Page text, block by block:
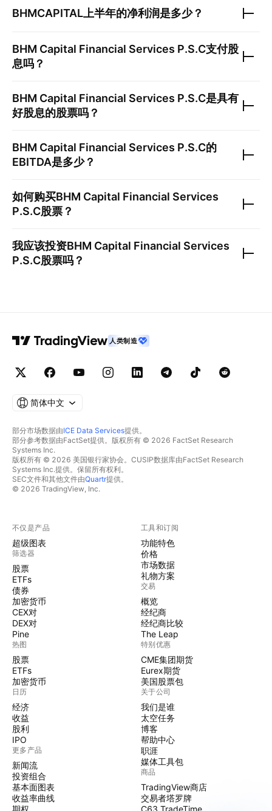
BHMCAPITAL 上半年的净利润是多少？
BHM Capital Financial Services P.S.C支付股
息吗？
BHM Capital Financial Services P.S.C是具有
好股息的股票吗？
BHM Capital Financial Services P.S.C的
EBITDA是多少？
如何购买BHM Capital Financial Services
P.S.C股票？
我应该投资BHM Capital Financial Services
P.S.C股票吗？
人类制造
简体中文
部分市场数据由ICE Data Services提供。
部分参考数据由FactSet提供。版权所有 © 2026 FactSet Research
Systems Inc.
版权所有 © 2026 美国银行家协会。CUSIP数据库由FactSet Research
Systems Inc.提供。保留所有权利。
SEC文件和其他文件由Quartr提供。
© 2026 TradingView, Inc.
不仅是产品
超级图表
筛选器
股票
ETFs
债券
加密货币
CEX对
DEX对
Pine
热图
股票
ETFs
加密货币
日历
经济
收益
股利
IPO
更多产品
新闻流
投资组合
基本面图表
收益率曲线
期权
工具和订阅
功能特色
价格
市场数据
礼物方案
交易
概览
经纪商
经纪商比较
The Leap
特别优惠
CME集团期货
Eurex期货
美国股票包
关于公司
我们是谁
太空任务
博客
帮助中心
职涯
媒体工具包
商品
TradingView商店
交易者塔罗牌
C63 TradeTime